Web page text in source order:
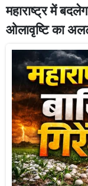
महाराष्ट्र में
ओलावृष्टि का